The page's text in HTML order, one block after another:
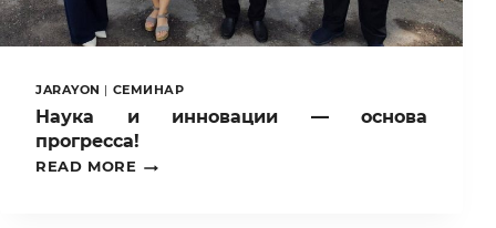
JARAYON | СЕМИНАР
Наука и инновации — основа
прогресса!
READ MORE
НАУКА